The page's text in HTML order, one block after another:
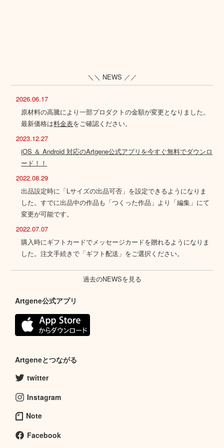
＼＼ NEWS ／／
2026.06.17
原材料の高騰により一部プロダクトの金額が変更となりました。
最新価格は料金表をご確認ください。
2023.12.27
iOS ＆ Android 対応のArtgene公式アプリを今すぐ無料でダウンロ
ード！！
2022.08.29
出品設定時に「Lサイズの出品可否」を設定できるようになりま
した。すでに出品中の作品も「つくった作品」より「編集」にて
変更が可能です。
2022.07.07
購入時にギフトカードでメッセージカードを贈れるようになりま
した。注文手続きで「ギフト配送」をご選択ください。
過去のNEWSを見る
Artgene公式アプリ
Artgeneとつながる
twitter
Instagram
Note
Facebook